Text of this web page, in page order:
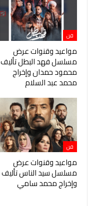
فن
مواعيد وقنوات عرض
مسلسل فهد البطل تأليف
محمود حمدان وإخراج
محمد عبد السلام
فن
مواعيد وقنوات عرض
مسلسل سيد الناس تأليف
وإخراج محمد سامي